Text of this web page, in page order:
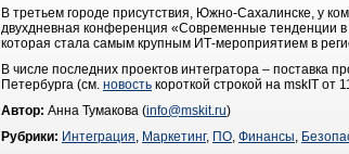
В третьем городе присутствия, Южно-Сахалинске, у
двухдневная конференция «Современные
которая стала самым крупным ИТ-мероприятием в
В числе последних проектов интегратора – поставка
Петербурга (см. новость короткой строкой на mskIT от
Автор: Анна Тумакова (info@mskit.ru)
Рубрики: Интеграция, Маркетинг, ПО, Финансы,